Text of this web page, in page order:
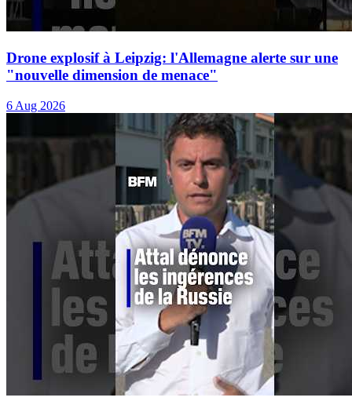
Drone explosif à Leipzig: l'Allemagne alerte sur une
"nouvelle dimension de menace"
6 Aug 2026